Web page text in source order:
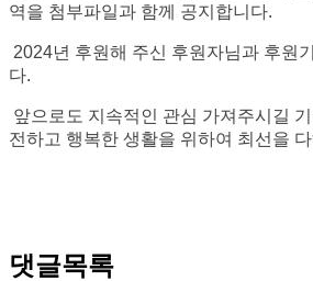
역을 첨부파일과 함께 공지합니다.
2024년 후원해 주신 후원자님과 후원
다.
앞으로도 지속적인 관심 가져주시길
전하고 행복한 생활을 위하여 최선을
댓글목록